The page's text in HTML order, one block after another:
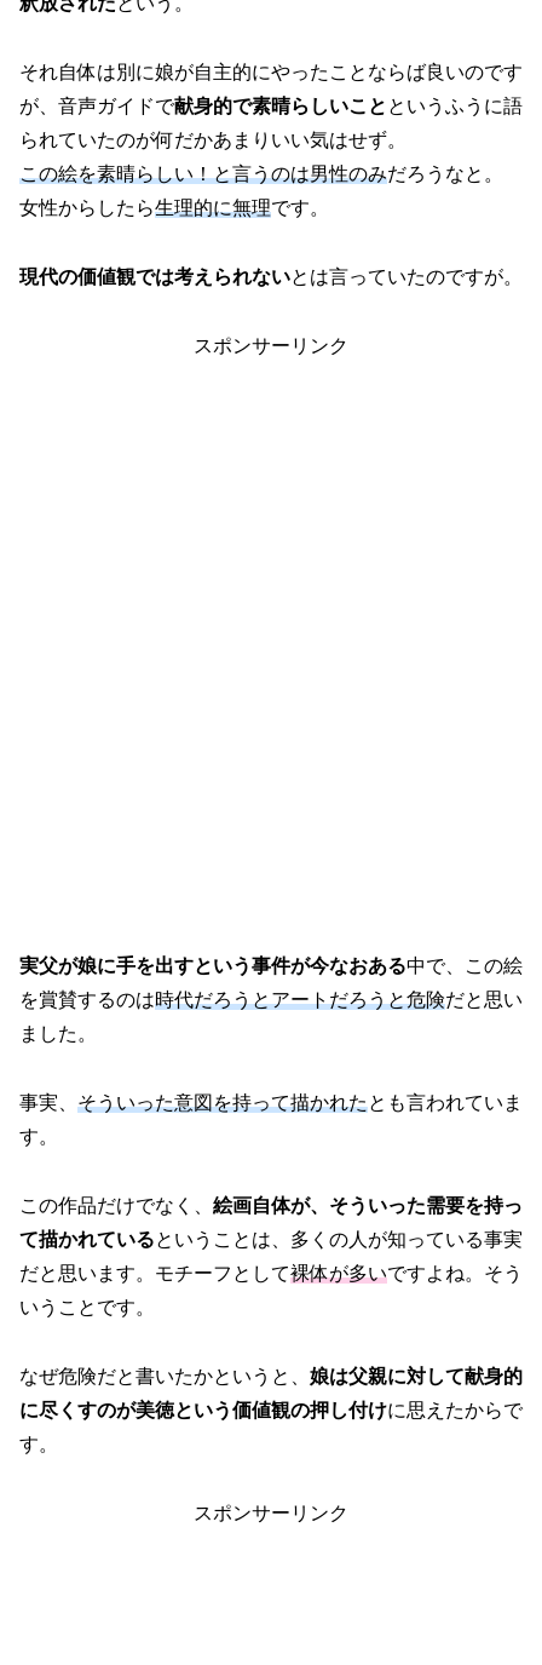
それ自体は別に娘が自主的にやったことならば良いのです
が、音声ガイドで献身的で素晴らしいこと というふうに語
られていたのが何だかあまりいい気はせず。
この絵を素晴らしい！と言うのは男性のみだろうなと。
女性からしたら生理的に無理です。
現代の価値観では考えられないとは言っていたのですが。
スポンサーリンク
実父が娘に手を出すという事件が今なおある中で、この絵
を賞賛するのは時代だろうとアートだろうと危険だと思い
ました。
事実、 そういった意図を持って描かれたとも言われていま
す。
この作品だけでなく、 絵画自体が、そういった需要を持っ
て描かれているということは、多くの人が知っている事実
だと思います。モチーフとして裸体が多いですよね。そう
いうことです。
なぜ危険だと書いたかというと、 娘は父親に対して献身的
に尽くすのが美徳という価値観の押し付けに思えたからで
す。
スポンサーリンク